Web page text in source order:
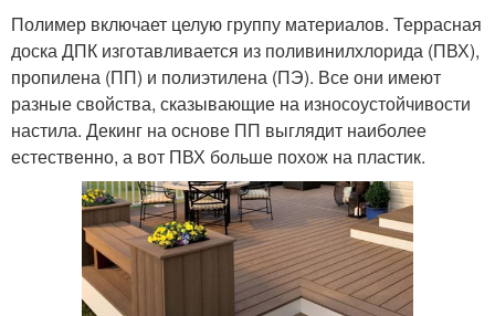
Полимер включает целую группу материалов. Террасная
доска ДПК изготавливается из поливинилхлорида (ПВХ),
пропилена (ПП) и полиэтилена (ПЭ). Все они имеют
разные свойства, сказывающие на износоустойчивости
настила. Декинг на основе ПП выглядит наиболее
естественно, а вот ПВХ больше похож на пластик.